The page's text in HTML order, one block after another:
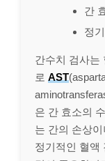
간
정
간수치 검사는
로 AST
은 간 효소의
는 간의 손상
정기적인 혈액